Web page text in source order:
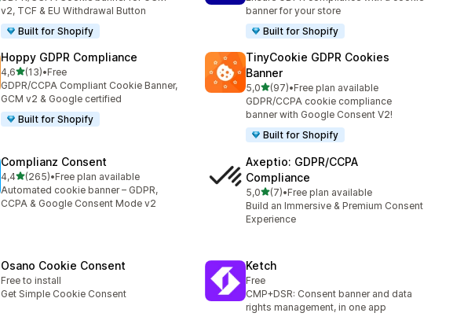
v2, TCF & EU Withdrawal Button
Built for Shopify
banner for your store
Built for Shopify
Hoppy GDPR Compliance
4,65 yıldız üzerinden
(13)
toplam 13 değerlendirme
•Free
GDPR/CCPA Compliant Cookie Banner,
GCM v2 & Google certified
Built for Shopify
TinyCookie GDPR Cookies
Banner
5,05 yıldız üzerinden
(97)
toplam 97 değerlendirme
•Free plan available
GDPR/CCPA cookie compliance
banner with Google Consent V2!
Built for Shopify
Complianz Consent
4,45 yıldız üzerinden
(265)
toplam 265 değerlendirme
•Free plan available
Automated cookie banner – GDPR,
CCPA & Google Consent Mode v2
Axeptio: GDPR/CCPA
Compliance
5,05 yıldız üzerinden
(7)
toplam 7 değerlendirme
•Free plan available
Build an Immersive & Premium Consent
Experience
Osano Cookie Consent
Free to install
Get Simple Cookie Consent
Ketch
Free
CMP+DSR: Consent banner and data
rights management, in one app